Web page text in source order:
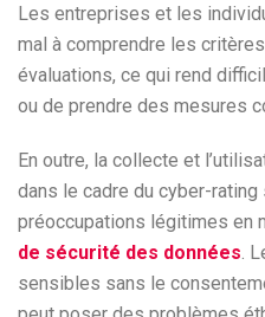
Les entreprises et les
mal à comprendre les
évaluations, ce qui rend
ou de prendre des mesures
En outre, la collecte et
dans le cadre du cyber-
préoccupations légitimes en
de sécurité des données.
sensibles sans le